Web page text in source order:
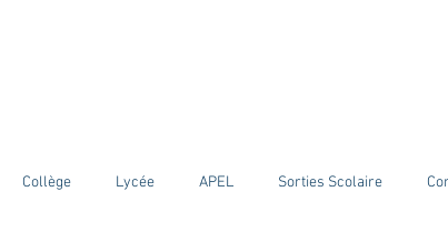
Collège Lycée APEL Sorties Scolaire